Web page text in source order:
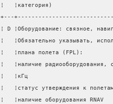
¦   ¦категория)
+---
¦ D ¦Оборудование:
¦   ¦Обязательно указывать,
¦   ¦плана полета
¦   ¦наличие
¦   ¦кГц
¦   ¦статус утверждения к
¦   ¦наличие